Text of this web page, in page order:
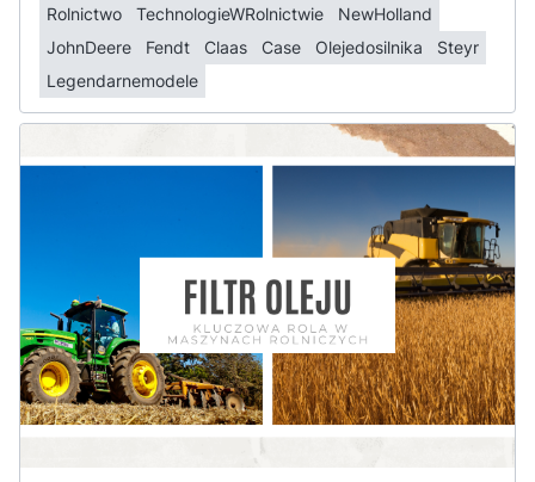
Rolnictwo TechnologieWRolnictwie
NewHolland
JohnDeere
Fendt Claas Case Olejedosilnika
Steyr
Legendarnemodele